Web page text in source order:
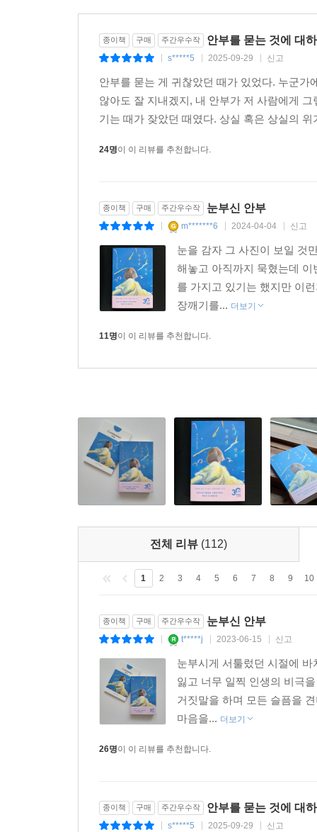
내면세계 밖으로 나올 수 있도록 계속해서 해미
때로 누군가의 삶을 구원하기도 한다고 소설은
필요한 사람에게 잘 가닿아 눈부신 세상 쪽으로
어느새 당신에게도 소중한 이들에게 용기 내어 다
다짐한 인물들의 발걸음이 그려져 있다. 그 진
작가의 말
그즈음엔 주변에서 장편소설로 써보라며 해주
그날 그 여름의 식탁에서 ‘파독간호사’에 대한
이야기가 분명 있을 것 같다는 예감에 오랜만
못할 것이다.
종이책 구매 주간우수작 안부를 묻는 것에 대
s*****5 2025-09-29 신고
안부를 묻는 게 귀찮았던 때가 있었다. 누군
않아도 잘 지내겠지, 내 안부가 저 사람에게
기는 때가 잦았던 때였다. 상실 혹은 상실의
24명이 이 리뷰를 추천합니다.
종이책 구매 주간우수작 눈부신 안부
m*******6 2024-04-04 신고
눈을 감자 그 사진이 보일 것
해놓고 아직까지 묵혔는데
를 가지고 있기는 했지만 이
장깨기를... 더보기
11명이 이 리뷰를 추천합니다.
전체 리뷰 (112)
1 2 3 4 5 6 7 8 9 10
종이책 구매 주간우수작 눈부신 안부
t*****j 2023-06-15 신고
눈부시게 서툴렀던 시절에
잃고 너무 일찍 인생의 비극
거짓말을 하며 모든 슬픔을
마음을... 더보기
26명이 이 리뷰를 추천합니다.
종이책 구매 주간우수작 안부를 묻는 것에 대
s*****5 2025-09-29 신고